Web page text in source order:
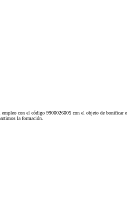
con el código 9900026005 con el objeto de bonificar
la formación.